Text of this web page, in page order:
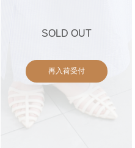
SOLD OUT
再入荷受付